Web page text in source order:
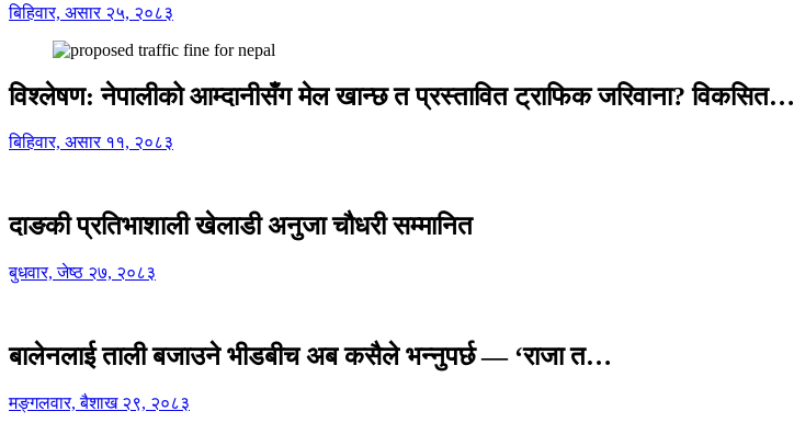
बिहिवार, असार २५, २०८३
विश्लेषण: नेपालीको आम्दानीसँग मेल खान्छ त प्रस्तावित ट्राफिक जरिवाना? विकसित…
बिहिवार, असार ११, २०८३
दाङकी प्रतिभाशाली खेलाडी अनुजा चौधरी सम्मानित
बुधवार, जेष्ठ २७, २०८३
बालेनलाई ताली बजाउने भीडबीच अब कसैले भन्नुपर्छ — ‘राजा त…
मङ्गलवार, बैशाख २९, २०८३